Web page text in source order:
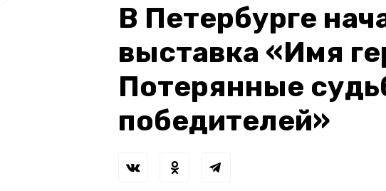
В Петербурге
выставка «Имя
Потерянные
победителей»